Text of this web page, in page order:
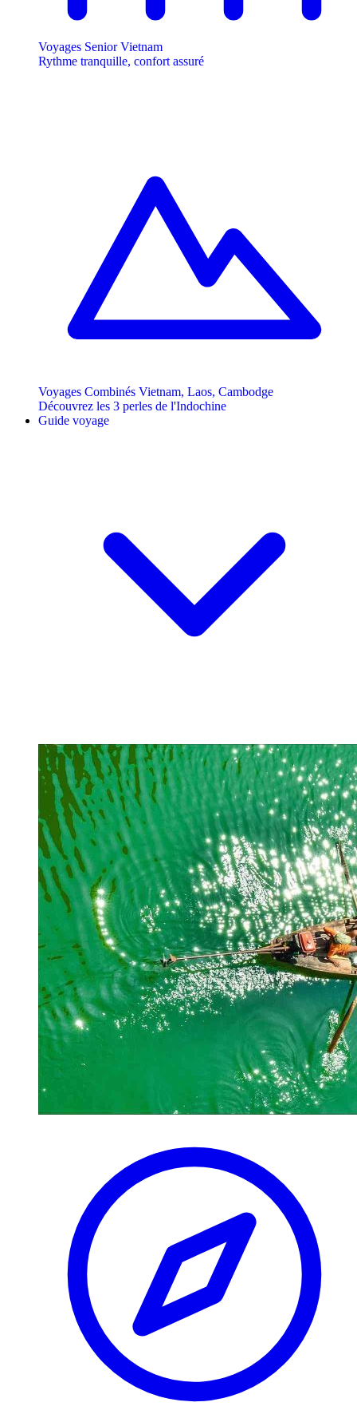
Voyages Senior Vietnam
Rythme tranquille, confort assuré
Voyages Combinés Vietnam, Laos, Cambodge
Découvrez les 3 perles de l'Indochine
Guide voyage